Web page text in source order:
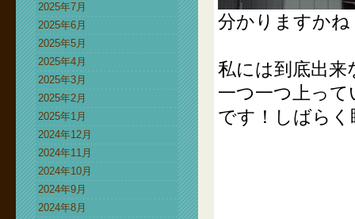
2025年7月
2025年6月
2025年5月
2025年4月
2025年3月
2025年2月
2025年1月
2024年12月
2024年11月
2024年10月
2024年9月
2024年8月
分かりますか
私には到底出
一つ一つ上っ
です！しばら